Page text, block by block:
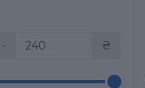
- ₴